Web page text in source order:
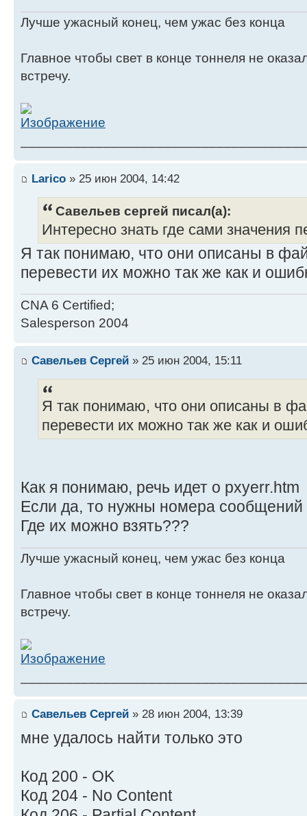
Лучше ужасный конец, чем ужас без конца
Главное чтобы свет в конце тоннеля не
встречу.
Larico » 25 июн 2004, 14:42
Савельев сергей писал(а):
Интересно знать где сами значения
Я так понимаю, что они описаны в
перевести их можно так же как и
CNA 6 Certified;
Salesperson 2004
Савельев Сергей » 25 июн 2004, 15:11
Я так понимаю, что они описаны в
перевести их можно так же как и
Как я понимаю, речь идет о pxyerr.htm
Если да, то нужны номера сообщений
Где их можно взять???
Лучше ужасный конец, чем ужас без конца
Главное чтобы свет в конце тоннеля не
встречу.
Савельев Сергей » 28 июн 2004, 13:39
мне удалось найти только это
Код 200 - OK
Код 204 - No Content